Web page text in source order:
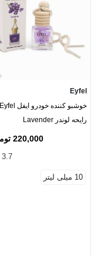
Eyfel
خوشبو کننده خودرو ایفل Eyfel
رایحه لوندر Lavender
220,000 تومان
3.7
10 میلی لیتر